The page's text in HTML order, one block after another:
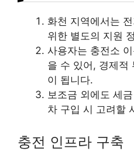
화천 지역에서는
위한 별도의 지원
사용자는 충전소
을 수 있어, 경제적
이 됩니다.
보조금 외에도 세
차 구입 시 고려할
충전 인프라 구축